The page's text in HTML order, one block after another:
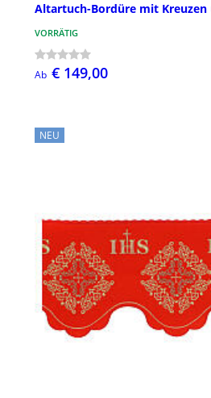
Altartuch-Bordüre mit Kreuzen
VORRÄTIG
Ab € 149,00
NEU